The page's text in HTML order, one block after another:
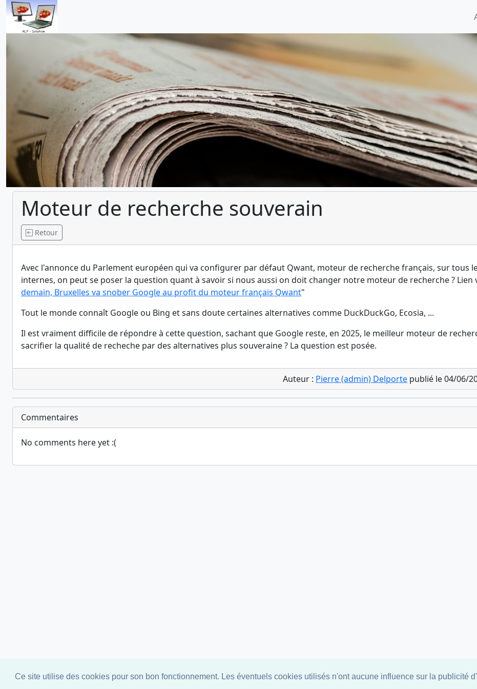
Ce site utilise des cookies pour son bon fonctionnement. Les éventuels cookies utilisés n'ont aucune influence sur la publicité
Moteur de recherche souverain
Retour
Avec l'annonce du Parlement européen qui va configurer par défaut Qwant, moteur de recherche français, sur tous
internes, on peut se poser la question quant à savoir si nous aussi on doit changer notre moteur de recherche ? Lien
demain, Bruxelles va snober Google au profit du moteur français Qwant"
Tout le monde connaît Google ou Bing et sans doute certaines alternatives comme DuckDuckGo, Ecosia, ...
Il est vraiment difficile de répondre à cette question, sachant que Google reste, en 2025, le meilleur moteur de
sacrifier la qualité de recheche par des alternatives plus souveraine ? La question est posée.
Auteur : Pierre (admin) Delporte publié le 04/06/
Commentaires
No comments here yet :(
Copyright ©2026 All rights reserved ALF-Solution | info@alf-solution.be |GDPR|CGU|CGV|